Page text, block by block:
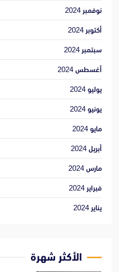
نوفمبر 2024
أكتوبر 2024
سبتمبر 2024
أغسطس 2024
يوليو 2024
يونيو 2024
مايو 2024
أبريل 2024
مارس 2024
فبراير 2024
يناير 2024
الأكثر شهرة